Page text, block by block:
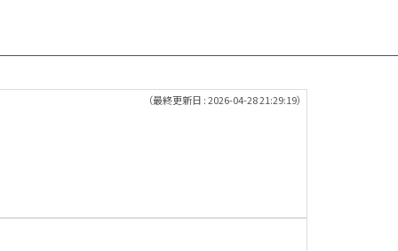
（最終更新日 : 2026-04-28 21:29:19）